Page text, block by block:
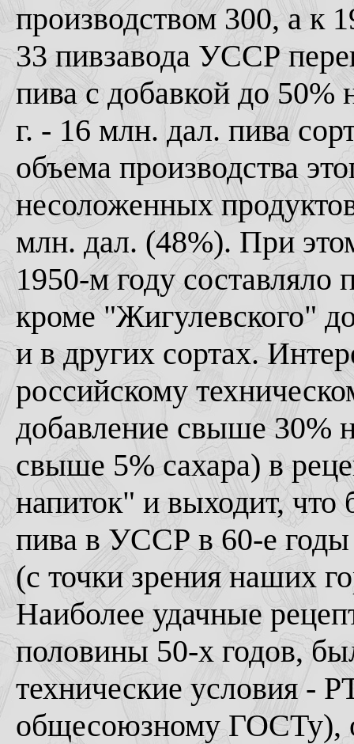
производством 300, а к
33 пивзавода УССР
пива с добавкой до
г. - 16 млн. дал. пива
объема производства
несоложенных
млн. дал. (48%). При
1950-м году составляло
кроме "Жигулевского"
и в других сортах.
российскому
добавление свыше 30%
свыше 5% сахара) в
напиток" и выходит,
пива в УССР в 60-е
(с точки зрения наших
Наиболее удачные
половины 50-х годов,
технические условия -
общесоюзному ГОСТу),